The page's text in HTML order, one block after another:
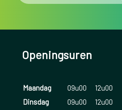
Openingsuren
Maandag 09u00 12u00
Dinsdag
09u00 12u00